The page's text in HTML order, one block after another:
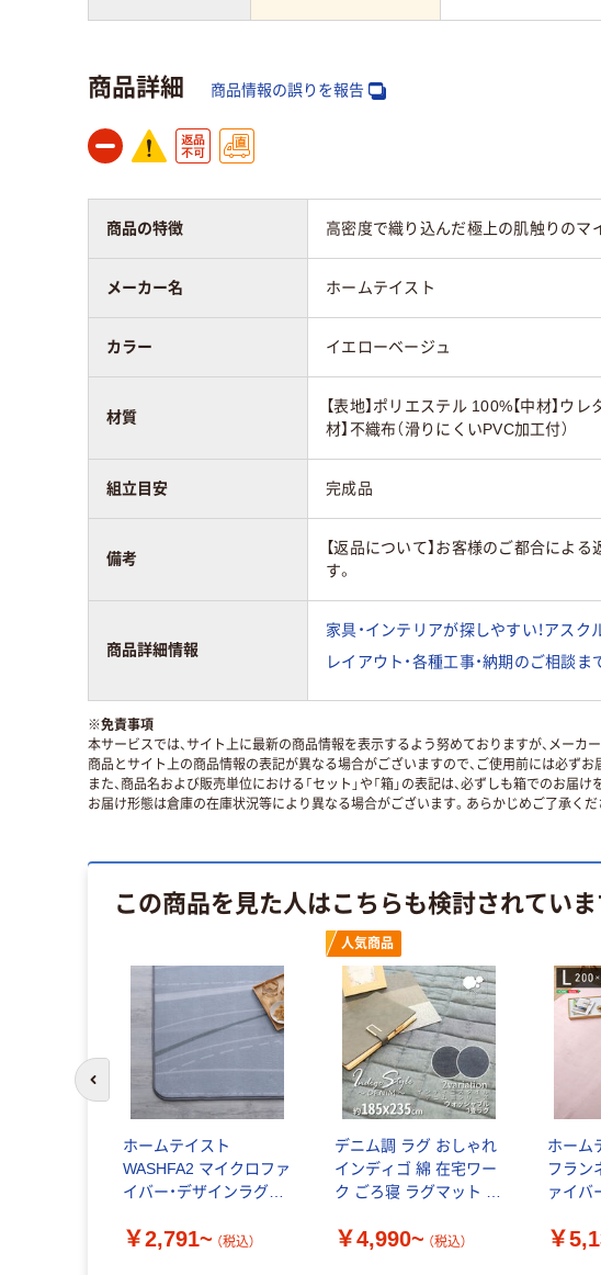
商品詳細 商品情報の誤りを報告
商品の特徴 高密度で織り込んだ極上の肌触りのマ
メーカー名 ホームテイスト
カラー イエローベージュ
材質
【表地】ポリエステル 100%【中材】ウレ
材】不織布（滑りにくいPVC加工付）
組立目安 完成品
備考
【返品について】お客様のご都合によ
す。
商品詳細情報
家具・インテリアが探しやすい！アス
レイアウト・各種工事・納期のご相談
※免責事項
本サービスでは、サイト上に最新の商品情報を表示するよう努めておりますが、メーカ
商品とサイト上の商品情報の表記が異なる場合がございますので、ご使用前には必ず
また、商品名および販売単位における「セット」や「箱」の表記は、必ずしも箱でのお届
お届け形態は倉庫の在庫状況等により異なる場合がございます。あらかじめご了承くだ
この商品を見た人はこちらも検討されてい
ホームテイスト
WASHFA2 マイクロファ
イバー・デザインラグマ
ト FRG-D2-SS
￥2,791~ （税込）
人気商品
デニム調 ラグ おしゃれ
インディゴ 綿 在宅ワー
ク ごろ寝 ラグマット 秋
￥4,990~ （税込）
ホーム
フラン
ァイバ
トレア
￥
前のスライドへ